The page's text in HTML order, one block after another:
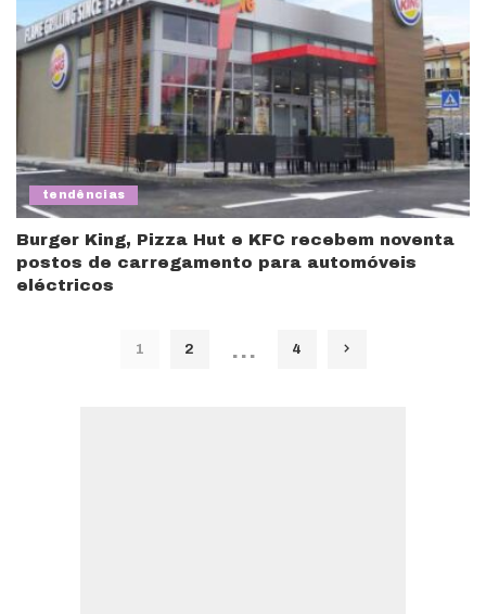
tendências
Burger King, Pizza Hut e KFC recebem noventa
postos de carregamento para automóveis
eléctricos
1 2 … 4